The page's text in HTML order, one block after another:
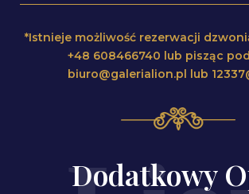
*Istnieje możliwość rezerwacji
+48 608466740 lub pisząc
biuro@galerialion.pl lub
Dodatkowy